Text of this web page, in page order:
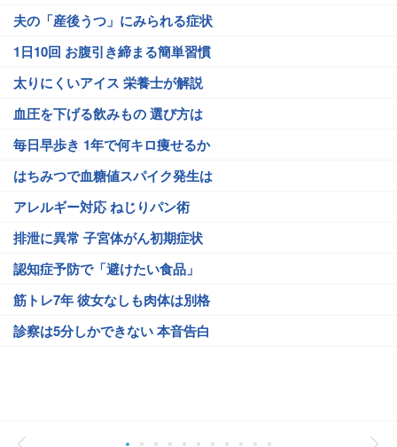
夫の「産後うつ」にみられる症状
1日10回 お腹引き締まる簡単習慣
太りにくいアイス 栄養士が解説
血圧を下げる飲みもの 選び方は
毎日早歩き 1年で何キロ痩せるか
はちみつで血糖値スパイク発生は
アレルギー対応 ねじりパン術
排泄に異常 子宮体がん初期症状
認知症予防で「避けたい食品」
筋トレ7年 彼女なしも肉体は別格
診察は5分しかできない 本音告白